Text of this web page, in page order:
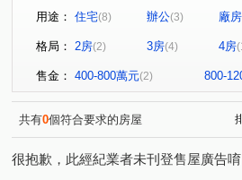
名發 天琚
星都匯
興隆路三段
博愛街
用途： 住宅(8) 辦公(3) 廠房
格局： 2房(2) 3房(4) 4房
售金： 400-800萬元(2) 800-
共有0個符合要求的房屋
很抱歉，此經紀業者未刊登售屋廣告唷